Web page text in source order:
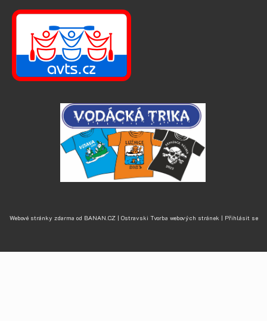
Webové stránky zdarma od BANAN.CZ| Ostravski Tvorba webových stránek | Přihlásit se